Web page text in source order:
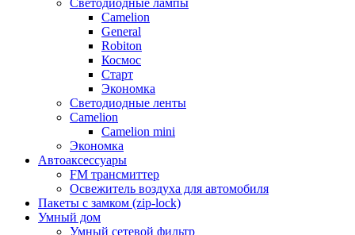
Светодиодные лампы
Camelion
General
Robiton
Космос
Старт
Экономка
Светодиодные ленты
Camelion
Camelion mini
Экономка
Автоаксессуары
FM трансмиттер
Освежитель воздуха для автомобиля
Пакеты с замком (zip-lock)
Умный дом
Умный сетевой фильтр